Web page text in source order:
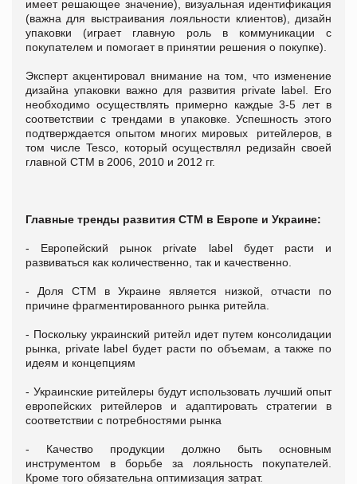
имеет решающее значение), визуальная идентификация
(важна для выстраивания лояльности клиентов), дизайн
упаковки (играет главную роль в коммуникации с
покупателем и помогает в принятии решения о покупке).
Эксперт акцентировал внимание на том, что изменение
дизайна упаковки важно для развития private label. Его
необходимо осуществлять примерно каждые 3-5 лет в
соответствии с трендами в упаковке. Успешность этого
подтверждается опытом многих мировых ритейлеров, в
том числе Tesco, который осуществлял редизайн своей
главной СТМ в 2006, 2010 и 2012 гг.
Главные тренды развития СТМ в Европе и Украине:
- Европейский рынок private label будет расти и
развиваться как количественно, так и качественно.
- Доля СТМ в Украине является низкой, отчасти по
причине фрагментированного рынка ритейла.
- Поскольку украинский ритейл идет путем консолидации
рынка, private label будет расти по объемам, а также по
идеям и концепциям
- Украинские ритейлеры будут использовать лучший опыт
европейских ритейлеров и адаптировать стратегии в
соответствии с потребностями рынка
- Качество продукции должно быть основным
инструментом в борьбе за лояльность покупателей.
Кроме того обязательна оптимизация затрат.